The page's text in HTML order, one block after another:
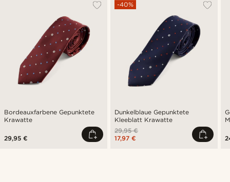
Bordeauxfarbene Gepunktete
Krawatte
29,95 €
Dunkelblaue Gepunktete
Kleeblatt Krawatte
-40%
29,95 €
17,97 €